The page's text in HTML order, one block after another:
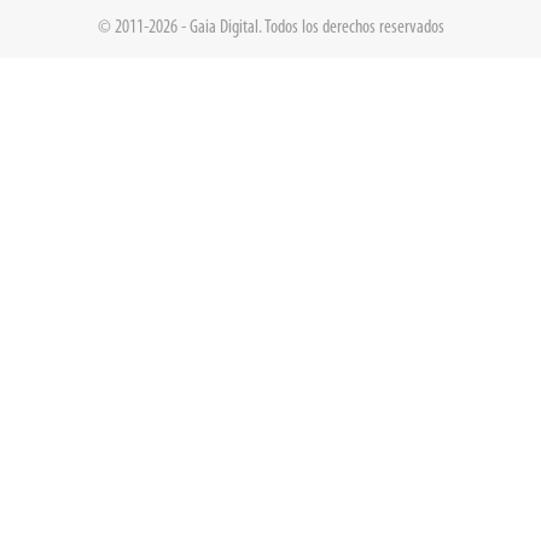
© 2011-2026 - Gaia Digital. Todos los derechos reservados